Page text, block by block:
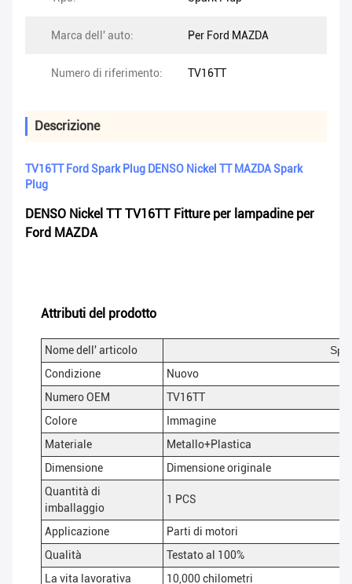
Marca dell' auto: Per Ford MAZDA
Numero di riferimento: TV16TT
Descrizione
TV16TT Ford Spark Plug DENSO Nickel TT MAZDA Spark
Plug
DENSO Nickel TT TV16TT Fitture per lampadine per
Ford MAZDA
Attributi del prodotto
Nome dell' articolo
Condizione
Nuovo
Numero OEM
TV16TT
Colore
Immagine
Materiale
Metallo+Plastica
Dimensione
Dimensione originale
Quantità di
imballaggio
1 PCS
Applicazione
Parti di motori
Qualità
Testato al 100%
La vita lavorativa
10,000 chilometri